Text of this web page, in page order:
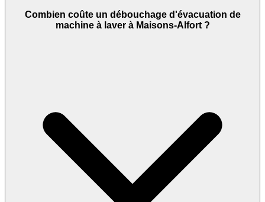
Combien coûte un débouchage d'évacuation de
machine à laver à Maisons-Alfort ?